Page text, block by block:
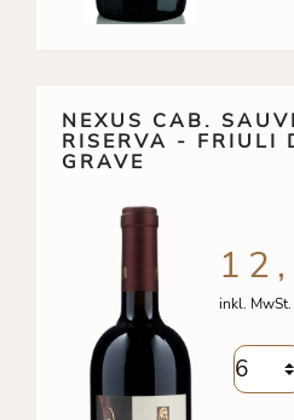
NEXUS CAB.
RISERVA - FRIULI
GRAVE
inkl.
12,